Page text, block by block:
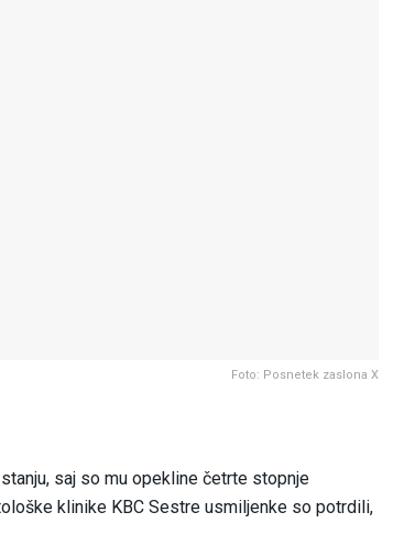
Foto: Posnetek zaslona X
saj so mu opekline četrte stopnje
klinike KBC Sestre usmiljenke so potrdili,